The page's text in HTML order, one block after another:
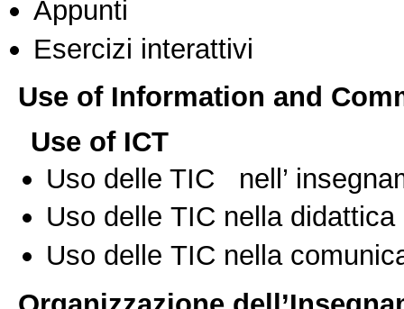
Appunti
Esercizi interattivi
Use of Information and
Use of ICT
Uso delle TIC nell’
Uso delle TIC nella
Uso delle TIC nella